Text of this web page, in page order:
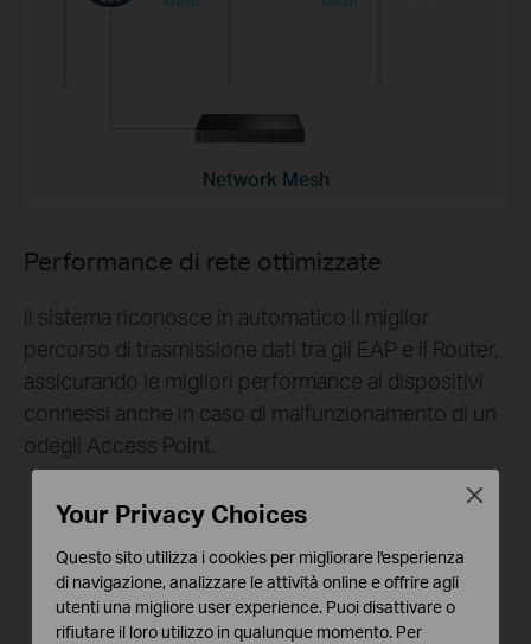
Network Mesh
Performance di rete ottimizzate
Il sistema riconosce in automatico il miglior
percorso di trasmissione dati tra gli EAP e il Router,
assicurando le migliori performance ai dispositivi
connessi anche in caso di malfunzionamento di un
odegli Access Point.
Your Privacy Choices
Questo sito utilizza i cookies per migliorare l'esperienza
di navigazione, analizzare le attività online e offrire agli
utenti una migliore user experience. Puoi disattivare o
rifiutare il loro utilizzo in qualunque momento. Per
Close